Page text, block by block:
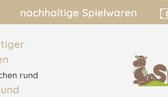
nachhaltige Spielwaren
rund